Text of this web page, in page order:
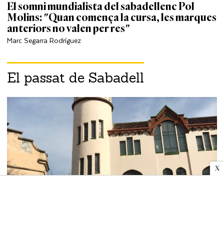
X
El somni mundialista del sabadellenc Pol
Molins: "Quan comença la cursa, les marques
anteriors no valen per res"
Marc Segarra Rodríguez
El passat de Sabadell